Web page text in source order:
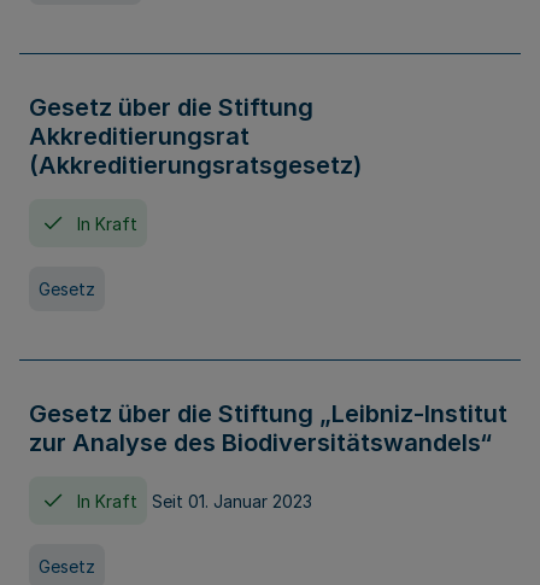
Gesetz über die Stiftung
Akkreditierungsrat
(Akkreditierungsratsgesetz)
In Kraft
Gesetz
Gesetz über die Stiftung „Leibniz-Institut
zur Analyse des Biodiversitätswandels“
In Kraft Seit 01. Januar 2023
Gesetz